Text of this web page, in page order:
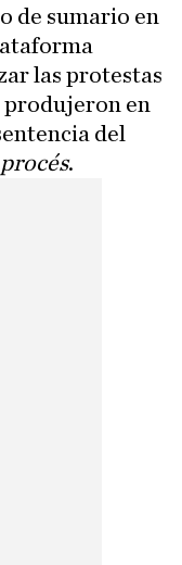
de sumario en
las protestas
produjeron en
del
procés.